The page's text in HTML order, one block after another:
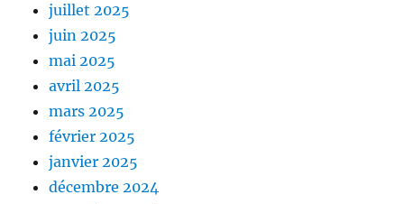
juillet 2025
juin 2025
mai 2025
avril 2025
mars 2025
février 2025
janvier 2025
décembre 2024